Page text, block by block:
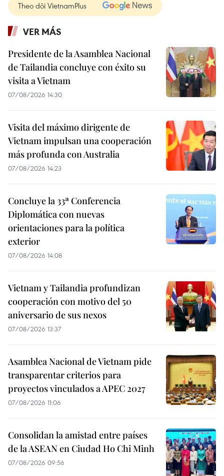
Theo dõi VietnamPlus
VER MÁS
Presidente de la Asamblea Nacional
de Tailandia concluye con éxito su
visita a Vietnam
07/08/2026 14:30
Visita del máximo dirigente de
Vietnam impulsan una cooperación
más profunda con Australia
07/08/2026 14:23
Concluye la 33ª Conferencia
Diplomática con nuevas
orientaciones para la política
exterior
07/08/2026 14:08
Vietnam y Tailandia profundizan
cooperación con motivo del 50
aniversario de sus nexos
07/08/2026 13:37
Asamblea Nacional de Vietnam pide
transparentar criterios para
proyectos vinculados a APEC 2027
07/08/2026 11:06
Consolidan la amistad entre países
de la ASEAN en Ciudad Ho Chi Minh
07/08/2026 09:56